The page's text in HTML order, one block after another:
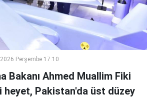
Perşembe 17:10
Bakanı Ahmed Muallim Fiki
heyet, Pakistan'da üst düzey